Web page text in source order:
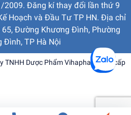
Đăng kí thay đổi lần thứ 9
Hoạch và Đầu Tư TP HN. Địa chỉ
65, Đường Khương Đình, Phường
Đình, TP Hà Nội
TNHH Dược Phẩm Vihapha| Cung cấp